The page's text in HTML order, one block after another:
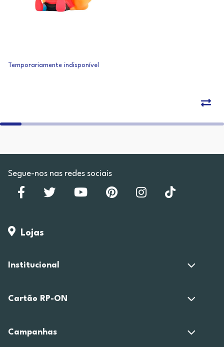
Temporariamente indisponível
Segue-nos nas redes sociais
Lojas
Institucional
Cartão RP-ON
Campanhas